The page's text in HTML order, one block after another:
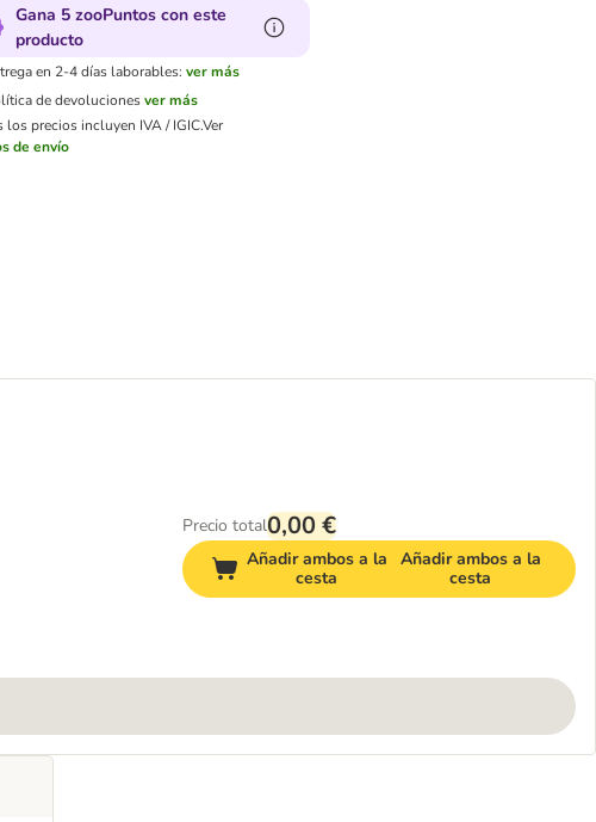
Gana 5 zooPuntos con este
producto
en 2-4 días laborables: ver más
de devolucionesver más
los precios incluyen IVA / IGIC.Ver
de envío
Precio total0,00 €
Añadir ambos a la
cesta
Añadir ambos a la
cesta